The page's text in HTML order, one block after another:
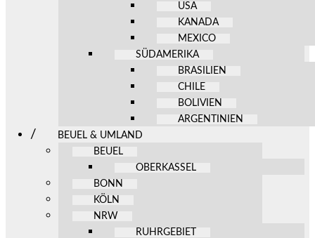
USA
KANADA
MEXICO
SÜDAMERIKA
BRASILIEN
CHILE
BOLIVIEN
ARGENTINIEN
BEUEL & UMLAND
BEUEL
OBERKASSEL
BONN
KÖLN
NRW
RUHRGEBIET